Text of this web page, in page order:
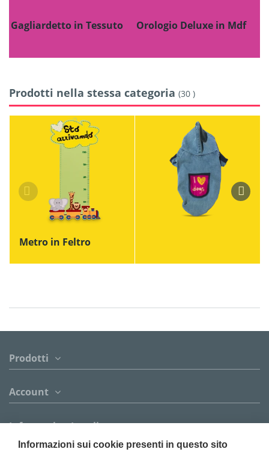
Informazioni sui cookie presenti in questo sito
Gagliardetto in Tessuto Orologio Deluxe in Mdf
Prodotti nella stessa categoria (30 )
Metro in Feltro
Prodotti
Account
Informazion Legali